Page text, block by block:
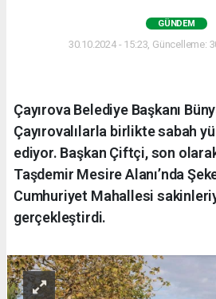
GÜNDEM
30.10.2024 - 15:23, Güncelleme:
Çayırova Belediye Başkanı
Çayırovalılarla birlikte sabah
ediyor. Başkan Çiftçi, son
Taşdemir Mesire Alanı’nda
Cumhuriyet Mahallesi
gerçekleştirdi.